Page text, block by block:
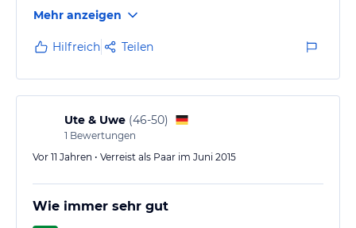
Mehr anzeigen
Hilfreich Teilen
Ute & Uwe (46-50)
1 Bewertungen
Vor 11 Jahren • Verreist als Paar im Juni 2015
Wie immer sehr gut